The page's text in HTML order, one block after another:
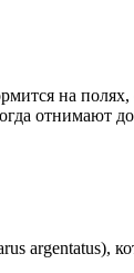
на
отнимают
argentatus),